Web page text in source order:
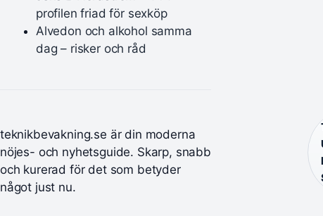
profilen friad för sexköp
Alvedon och alkohol samma
dag – risker och råd
teknikbevakning.se är din moderna
nöjes- och nyhetsguide. Skarp, snabb
och kurerad för det som betyder
något just nu.